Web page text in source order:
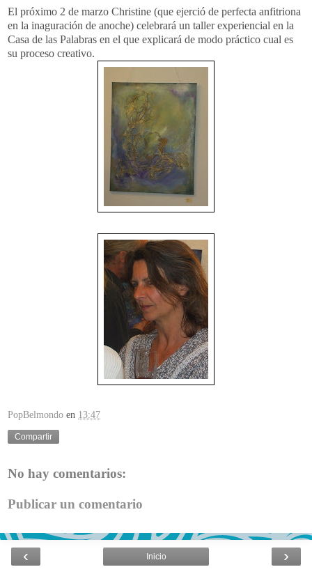
El próximo 2 de marzo Christine (que ejerció de perfecta anfitriona
en la inaguración de anoche) celebrará un taller experiencial en la
Casa de las Palabras en el que explicará de modo práctico cual es
su proceso creativo.
PopBelmondo en 13:47
Compartir
No hay comentarios:
Publicar un comentario
‹ ›
Inicio